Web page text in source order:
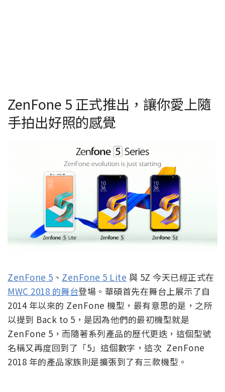
ZenFone 5 正式推出，讓你愛上隨
手拍出好照的感覺
ZenFone 5 、 ZenFone 5 Lite 與 5Z 今天已經正式在
MWC 2018 的舞台登場。華碩首先在舞台上展示了自
2014 年以來的 ZenFone 機型，最有意思的是，之所
以提到 Back to 5，是因為他們的最初機型就是
ZenFone 5，而隨著系列產品的歷代更迭，這個型號
名稱又再度回到了「5」這個數字，這次 ZenFone
2018 年的產品家族則是擴張到了有三款機型。